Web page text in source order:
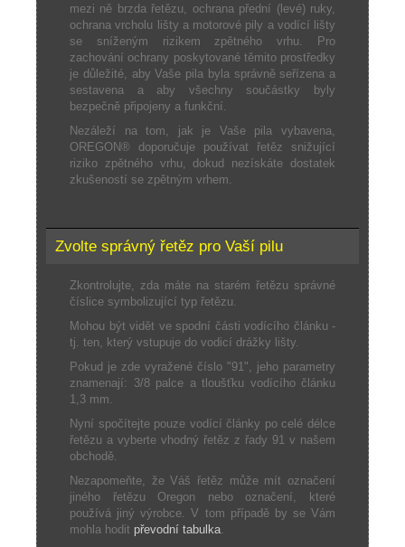
mezi ně brzda řetězu, ochrana přední (levé) ruky,
ochrana vrcholu lišty a motorové pily a vodící lišty
se sníženým rizikem zpětného vrhu. Pro
zachování ochrany poskytované těmito prostředky
je důležité, aby Vaše pila byla správně seřízena a
sestavena a aby všechny součástky byly
bezpečně připojeny a funkční.
Nezáleží na tom, jak je Vaše pila vybavena,
OREGON® doporučuje používat řetěz snižující
riziko zpětného vrhu, dokud nezískáte dostatek
zkušeností se zpětným vrhem.
Zvolte správný řetěz pro Vaší pilu
Zkontrolujte, zda máte na starém řetězu správné
číslice symbolizující typ řetězu.
Mohou být vidět ve spodní části vodícího článku -
tj. ten, který vstupuje do vodicí drážky lišty.
Pokud je zde vyražené číslo "91", jeho parametry
znamenají: 3/8 palce a tloušťku vodícího článku
1,3 mm.
Nyní spočítejte pouze vodící články po celé délce
řetězu a vyberte vhodný řetěz z řady 91 v našem
obchodě.
Nezapomeňte, že Váš řetěz může mít označení
jiného řetězu Oregon nebo označení, které
používá jiný výrobce. V tom případě by se Vám
mohla hodit převodní tabulka